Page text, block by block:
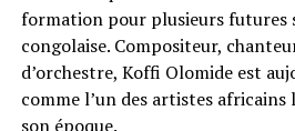
formation pour plusieurs futures
congolaise. Compositeur,
d’orchestre, Koffi Olomide est
comme l’un des artistes
son époque.